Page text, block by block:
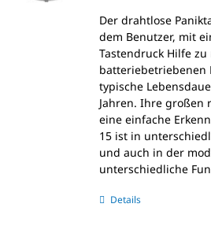
Der drahtlose
dem Benutzer, mit
Tastendruck Hilfe
batteriebetriebenen
typische
Jahren. Ihre großen
eine einfache
15 ist in
und auch in der
unterschiedliche
Details